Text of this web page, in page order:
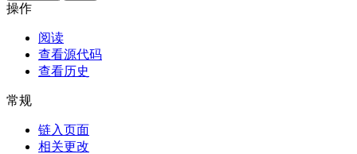
操作
阅读
查看源代码
查看历史
常规
链入页面
相关更改